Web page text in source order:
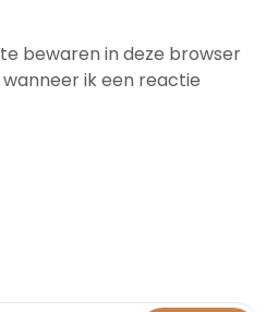
bewaren in deze browser
ik een reactie